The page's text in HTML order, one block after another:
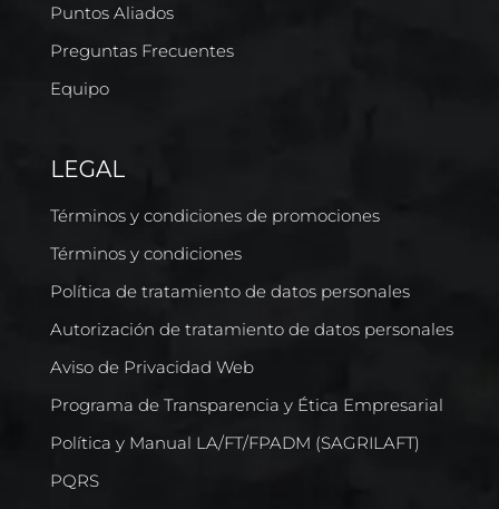
Puntos Aliados
Preguntas Frecuentes
Equipo
LEGAL
Términos y condiciones de promociones
Términos y condiciones
Política de tratamiento de datos personales
Autorización de tratamiento de datos personales
Aviso de Privacidad Web
Programa de Transparencia y Ética Empresarial
Política y Manual LA/FT/FPADM (SAGRILAFT)
PQRS